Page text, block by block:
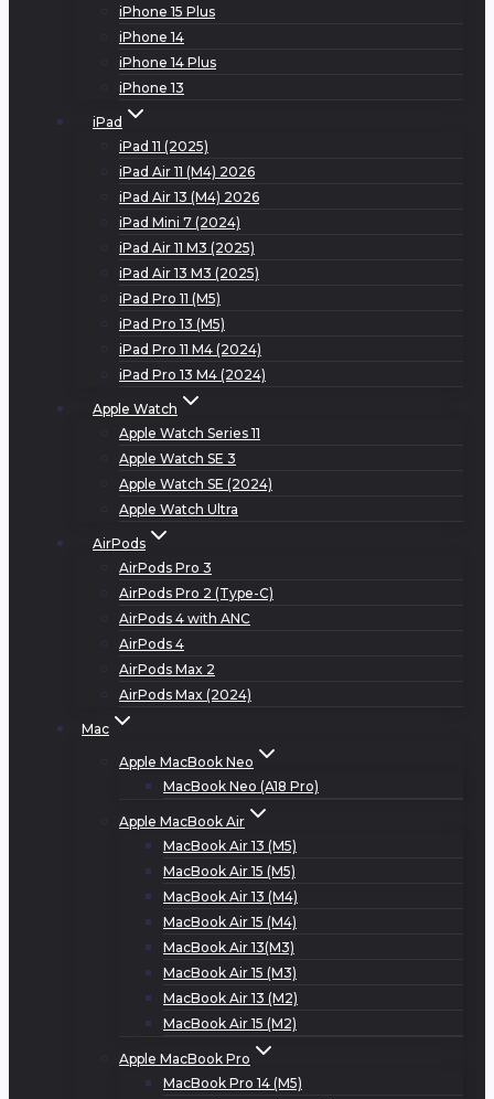
iPhone 15 Plus
iPhone 14
iPhone 14 Plus
iPhone 13
iPad
iPad 11 (2025)
iPad Air 11 (M4) 2026
iPad Air 13 (M4) 2026
iPad Mini 7 (2024)
iPad Air 11 M3 (2025)
iPad Air 13 M3 (2025)
iPad Pro 11 (M5)
iPad Pro 13 (M5)
iPad Pro 11 M4 (2024)
iPad Pro 13 M4 (2024)
Apple Watch
Apple Watch Series 11
Apple Watch SE 3
Apple Watch SE (2024)
Apple Watch Ultra
AirPods
AirPods Pro 3
AirPods Pro 2 (Type-C)
AirPods 4 with ANC
AirPods 4
AirPods Max 2
AirPods Max (2024)
Mac
Apple MacBook Neo
MacBook Neo (A18 Pro)
Apple MacBook Air
MacBook Air 13 (M5)
MacBook Air 15 (M5)
MacBook Air 13 (M4)
MacBook Air 15 (M4)
MacBook Air 13(M3)
MacBook Air 15 (M3)
MacBook Air 13 (M2)
MacBook Air 15 (M2)
Apple MacBook Pro
MacBook Pro 14 (M5)